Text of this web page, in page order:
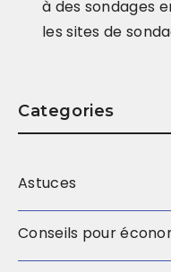
à des sondages
les sites de
Categories
Astuces
Conseils pour